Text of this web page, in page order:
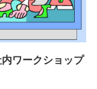
ワークショップ